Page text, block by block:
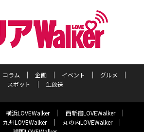
コラム 企画 イベント
グルメ
スポット
生放送
横浜LOVEWalker
西新宿LOVEWalker
九州LOVEWalker
丸の内LOVEWalker